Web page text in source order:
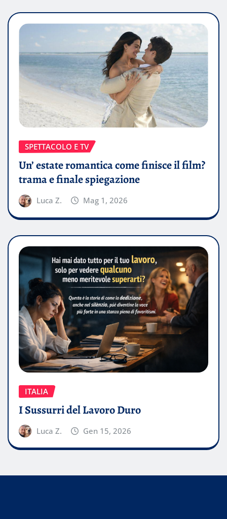
SPETTACOLO E TV
Un’ estate romantica come finisce il film?
trama e finale spiegazione
Luca Z. Mag 1, 2026
ITALIA
I Sussurri del Lavoro Duro
Luca Z. Gen 15, 2026